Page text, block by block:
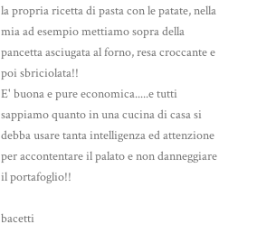
la propria ricetta di pasta con le patate, nella
mia ad esempio mettiamo sopra della
pancetta asciugata al forno, resa croccante e
poi sbriciolata!!
E' buona e pure economica.....e tutti
sappiamo quanto in una cucina di casa si
debba usare tanta intelligenza ed attenzione
per accontentare il palato e non danneggiare
il portafoglio!!
bacetti